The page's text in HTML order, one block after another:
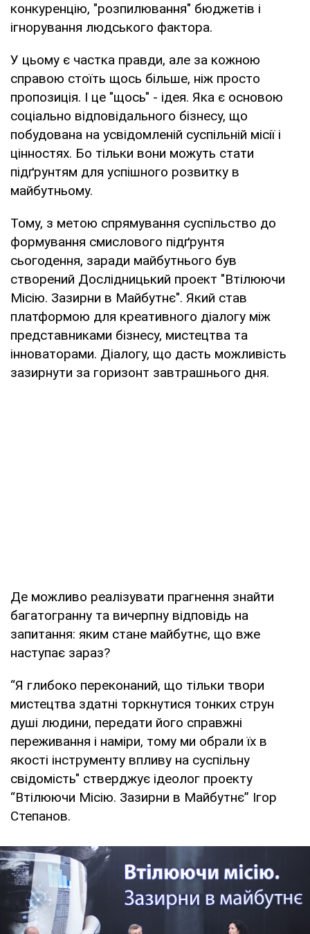
конкуренцію, "розпилювання" бюджетів і
ігнорування людського фактора.
У цьому є частка правди, але за кожною
справою стоїть щось більше, ніж просто
пропозиція. І це "щось" - ідея. Яка є основою
соціально відповідального бізнесу, що
побудована на усвідомленій суспільній місії і
цінностях. Бо тільки вони можуть стати
підґрунтям для успішного розвитку в
майбутньому.
Тому, з метою спрямування суспільство до
формування смислового підґрунтя
сьогодення, заради майбутнього був
створений Дослідницький проект "Втілюючи
Місію. Зазирни в Майбутнє". Який став
платформою для креативного діалогу між
представниками бізнесу, мистецтва та
інноваторами. Діалогу, що дасть можливість
зазирнути за горизонт завтрашнього дня.
Де можливо реалізувати прагнення знайти
багатогранну та вичерпну відповідь на
запитання: яким стане майбутнє, що вже
наступає зараз?
“Я глибоко переконаний, що тільки твори
мистецтва здатні торкнутися тонких струн
душі людини, передати його справжні
переживання і наміри, тому ми обрали їх в
якості інструменту впливу на суспільну
свідомість" стверджує ідеолог проекту
“Втілюючи Місію. Зазирни в Майбутнє” Ігор
Степанов.